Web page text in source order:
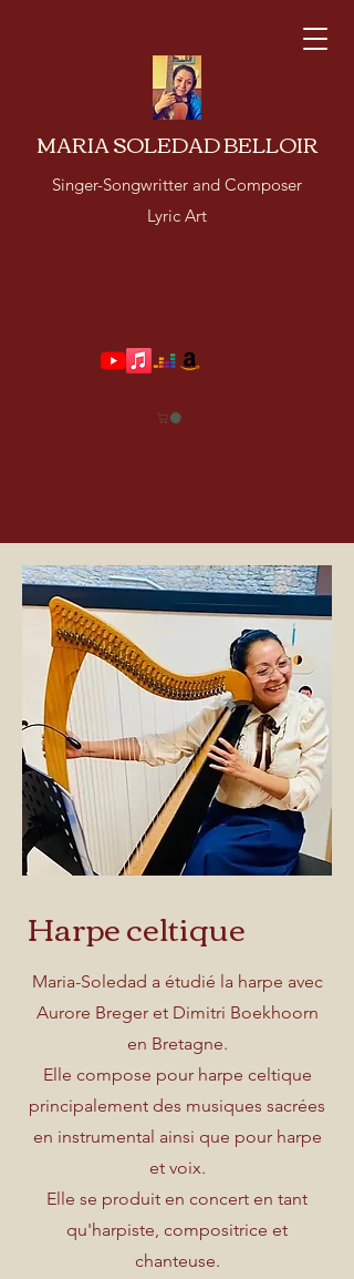
MARIA SOLEDAD BELLOIR
Singer-Songwritter and Composer
Lyric Art
Harpe celtique
Maria-Soledad a étudié la harpe avec
Aurore Breger et Dimitri Boekhoorn
en Bretagne.
Elle compose pour harpe celtique
principalement des musiques sacrées
en instrumental ainsi que pour harpe
et voix.
Elle se produit en concert en tant
qu'harpiste, compositrice et
chanteuse.